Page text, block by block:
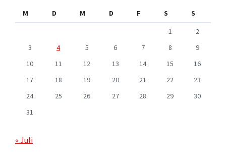
M
D M D F S
S
1
2
3
4 5 6 7 8
9
10
11 12 13 14 15
16
17
18 19 20 21 22
23
24
25 26 27 28 29
30
31
« Juli